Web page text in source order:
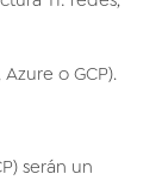
o GCP).
serán un